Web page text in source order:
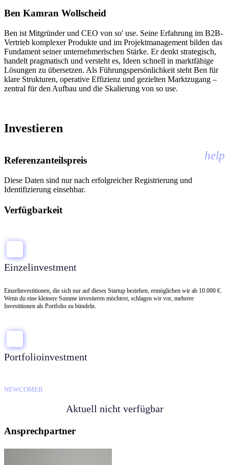
Ben Kamran Wollscheid
Ben ist Mitgründer und CEO von so' use. Seine Erfahrung im B2B-
Vertrieb komplexer Produkte und im Projektmanagement bilden das
Fundament seiner unternehmerischen Stärke. Er denkt strategisch,
handelt pragmatisch und versteht es, Ideen schnell in marktfähige
Lösungen zu übersetzen. Als Führungspersönlichkeit steht Ben für
klare Strukturen, operative Effizienz und gezielten Marktzugang –
zentral für den Aufbau und die Skalierung von so use.
Investieren
Referenzanteilspreis help
Diese Daten sind nur nach erfolgreicher Registrierung und
Identifizierung einsehbar.
Verfügbarkeit
Einzelinvestment
Einzelinvestitionen, die sich nur auf dieses Startup beziehen, ermöglichen wir ab 10.000 €.
Wenn du eine kleinere Summe investieren möchtest, schlagen wir vor, mehrere
Investitionen als Portfolio zu bündeln.
Portfolioinvestment
NEWCOMER
Aktuell nicht verfügbar
Ansprechpartner